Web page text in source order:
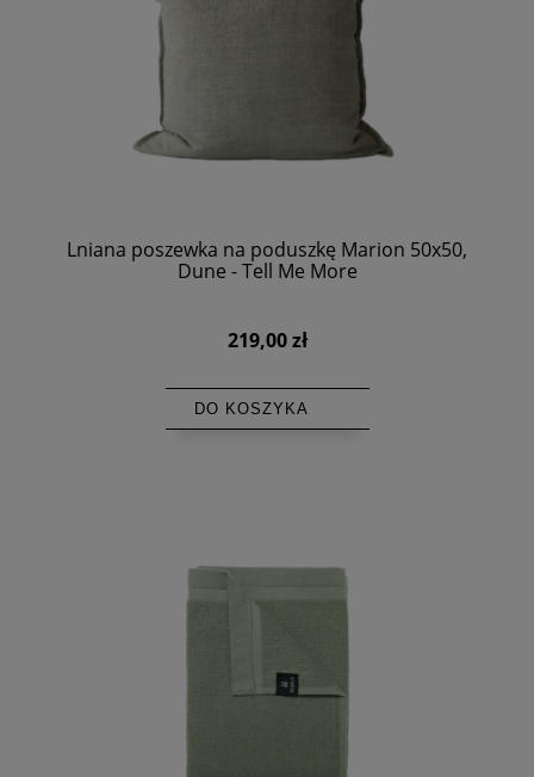
Lniana poszewka na poduszkę Marion 50x50,
Dune - Tell Me More
219,00 zł
DO KOSZYKA